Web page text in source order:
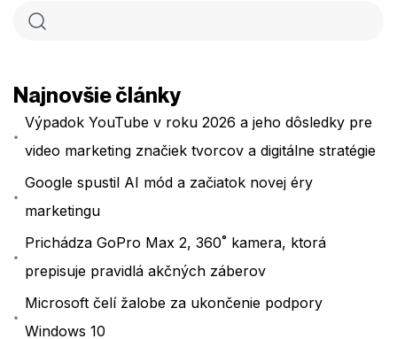
Najnovšie články
Výpadok YouTube v roku 2026 a jeho dôsledky pre
video marketing značiek tvorcov a digitálne stratégie
Google spustil AI mód a začiatok novej éry
marketingu
Prichádza GoPro Max 2, 360˚ kamera, ktorá
prepisuje pravidlá akčných záberov
Microsoft čelí žalobe za ukončenie podpory
Windows 10